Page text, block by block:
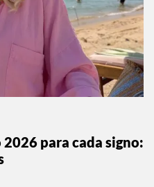
para cada signo: